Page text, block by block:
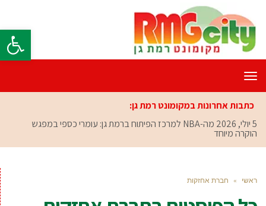
פתח
תפריט
כתבות אחרונות במקומונט רמת גן:
5 יולי, 2026
מה-NBA למרכז הפיתוח ברמת גן: עומרי כספי במפגש
הוקרה מיוחד
ראשי » חברת אחזקות